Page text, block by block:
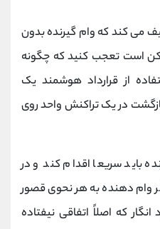
می کند که وام گیرنده بدون
است تعجب کنید که چگونه
از قرارداد هوشمند یک
در یک تراکنش واحد روی
باید سریعا اقدام کند و در
وام دهنده به هر نحوی قصور
که اصلاً اتفاقی نیفتاده